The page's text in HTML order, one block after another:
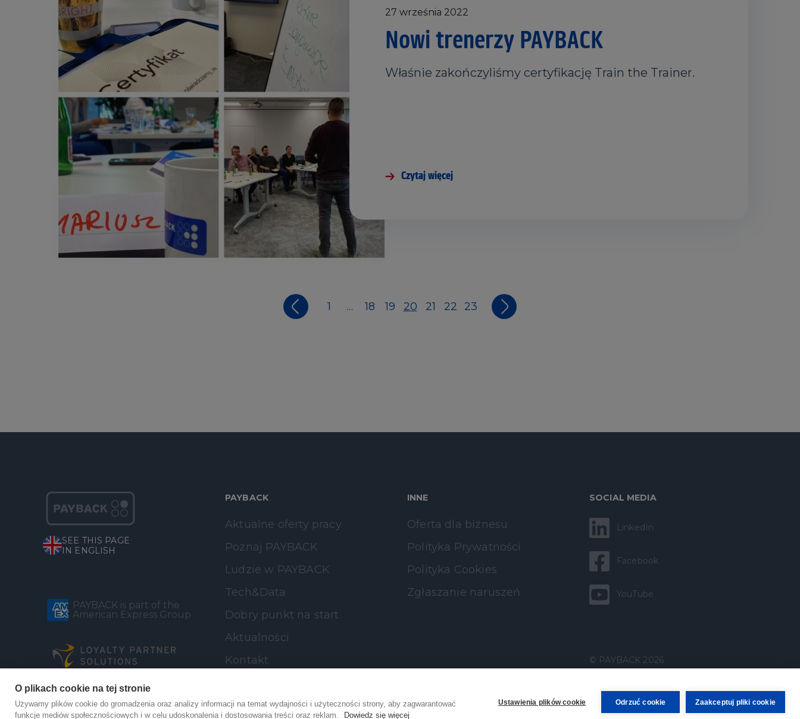
27 września 2022
Nowi trenerzy PAYBACK
Właśnie zakończyliśmy certyfikację Train the Trainer.
Czytaj więcej
1 … 18 19 20 21 22 23
SEE THIS PAGE
IN ENGLISH
PAYBACK is part of the
American Express Group
PAYBACK
Aktualne oferty pracy
Poznaj PAYBACK
Ludzie w PAYBACK
Tech&Data
Dobry punkt na start
Aktualności
Kontakt
INNE
Oferta dla biznesu
Polityka Prywatności
Polityka Cookies
Zgłaszanie naruszeń
SOCIAL MEDIA
LinkedIn
Facebook
YouTube
© PAYBACK 2026
O plikach cookie na tej stronie
Używamy plików cookie do gromadzenia oraz analizy informacji na temat wydajności i użyteczności strony, aby zagwarantować
funkcje mediów społecznościowych i w celu udoskonalenia i dostosowania treści oraz reklam.
Dowiedz się więcej
Ustawienia plików cookie Odrzuć cookie Zaakceptuj pliki cookie